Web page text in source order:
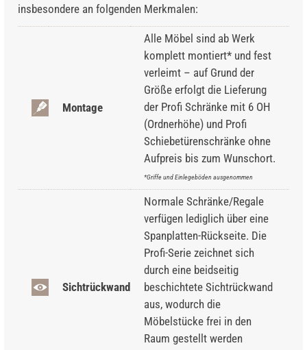
insbesondere an folgenden Merkmalen:
Montage
Alle Möbel sind ab Werk
komplett montiert* und fest
verleimt – auf Grund der
Größe erfolgt die Lieferung
der Profi Schränke mit 6 OH
(Ordnerhöhe) und Profi
Schiebetürenschränke ohne
Aufpreis bis zum Wunschort.
*Griffe und Einlegeböden ausgenommen
Sichtrückwand
Normale Schränke/Regale
verfügen lediglich über eine
Spanplatten-Rückseite. Die
Profi-Serie zeichnet sich
durch eine beidseitig
beschichtete Sichtrückwand
aus, wodurch die
Möbelstücke frei in den
Raum gestellt werden